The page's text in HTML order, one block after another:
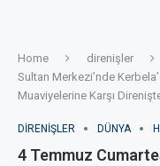
Home direnişler
Sultan Merkezi’nde
Muaviyelerine Karşı
DIRENIŞLER DÜNYA
4 Temmuz